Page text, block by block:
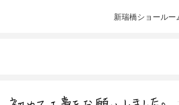
新瑞橋ショールー